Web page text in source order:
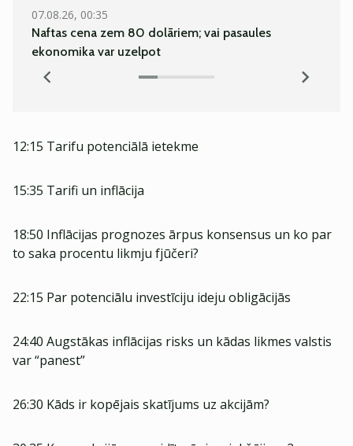
07.08.26, 00:35
Naftas cena zem 80 dolāriem; vai pasaules
ekonomika var uzelpot
12:15 Tarifu potenciālā ietekme
15:35 Tarifi un inflācija
18:50 Inflācijas prognozes ārpus konsensus un ko par
to saka procentu likmju fjūčeri?
22:15 Par potenciālu investīciju ideju obligācijās
24:40 Augstākas inflācijas risks un kādas likmes valstis
var “panest”
26:30 Kāds ir kopējais skatījums uz akcijām?